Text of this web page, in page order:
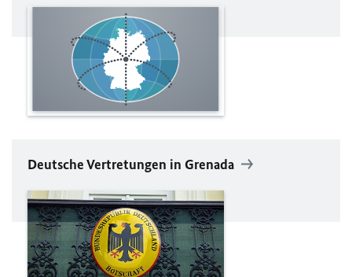
Deutsche Vertretungen in Grenada